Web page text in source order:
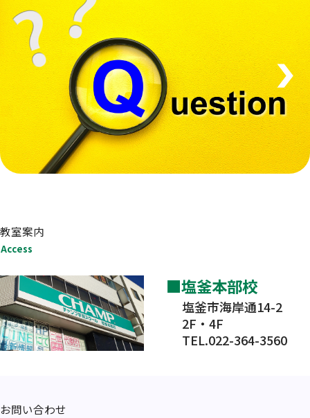
教室案内
Access
塩釜本部校
塩釜市海岸通14-2
2F・4F
TEL.022-364-3560
お問い合わせ